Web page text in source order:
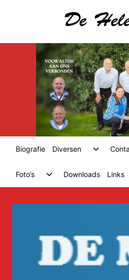
Biografie Diversen
Toggle
Foto’s
ToggleDownloads Links